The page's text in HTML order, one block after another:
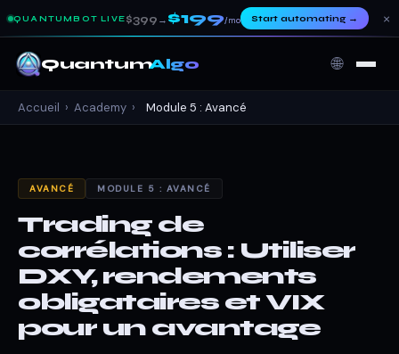
QUANTUMBOT LIVE $399 → $199/mo Start automating→ ×
QuantumAlgo 🌐
Accueil › Academy › Module 5 : Avancé
AVANCÉ MODULE 5 : AVANCÉ
Trading de
corrélations : Utiliser
DXY, rendements
obligataires et VIX
pour un avantage